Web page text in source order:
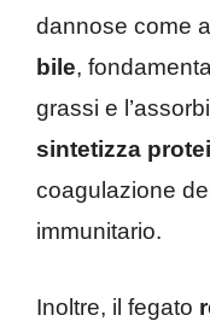
dannose come
bile,
grassi e
sintetizza
coagulazione
immunitario.
Inoltre, il fegato